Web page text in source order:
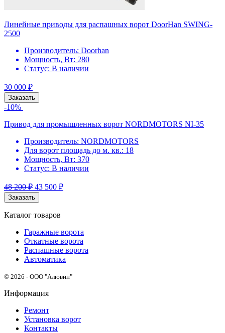
Линейные приводы для распашных ворот DoorHan SWING-
2500
Производитель: Doorhan
Мощность, Вт: 280
Статус: В наличии
30 000 ₽
Заказать
-10%
Привод для промышленных ворот NORDMOTORS NI-35
Производитель: NORDMOTORS
Для ворот площадь до м. кв.: 18
Мощность, Вт: 370
Статус: В наличии
48 200₽ 43 500 ₽
Заказать
Каталог товаров
Гаражные ворота
Откатные ворота
Распашные ворота
Автоматика
© 2026 - ООО "Алювин"
Информация
Ремонт
Установка ворот
Контакты